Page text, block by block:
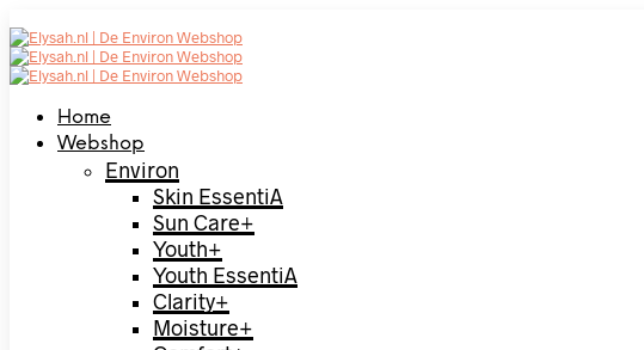
Home
Webshop
Environ
Skin EssentiA
Sun Care+
Youth+
Youth EssentiA
Clarity+
Moisture+